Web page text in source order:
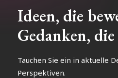
Ideen, die
Gedanken,
Tauchen Sie ein in aktuelle
Perspektiven.